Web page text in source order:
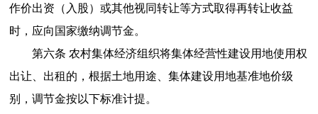
作价出资（入股）或其他视同转让等方式取得再转让收益
时，应向国家缴纳调节金。
第六条 农村集体经济组织将集体经营性建设用地使用权
出让、出租的，根据土地用途、集体建设用地基准地价级
别，调节金按以下标准计提。